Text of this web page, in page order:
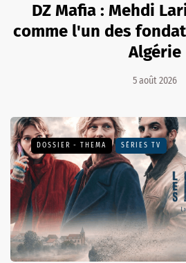
DZ Mafia : Mehdi
comme l'un des
Algérie
5 août 2026
DOSSIER - THEMA SÉRIES TV